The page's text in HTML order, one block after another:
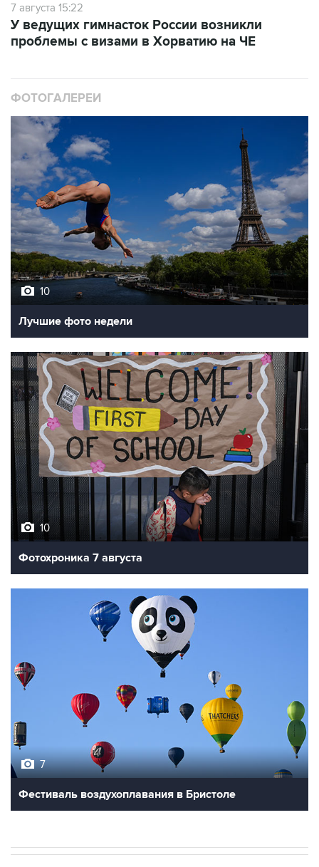
7 августа 15:22
У ведущих гимнасток России возникли
проблемы с визами в Хорватию на ЧЕ
ФОТОГАЛЕРЕИ
10
Лучшие фото недели
10
Фотохроника 7 августа
7
Фестиваль воздухоплавания в Бристоле